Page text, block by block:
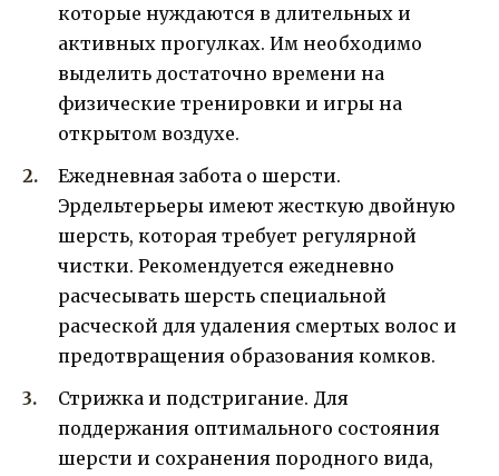
которые нуждаются в длительных и
активных прогулках. Им необходимо
выделить достаточно времени на
физические тренировки и игры на
открытом воздухе.
Ежедневная забота о шерсти.
Эрдельтерьеры имеют жесткую двойную
шерсть, которая требует регулярной
чистки. Рекомендуется ежедневно
расчесывать шерсть специальной
расческой для удаления смертых волос и
предотвращения образования комков.
Стрижка и подстригание. Для
поддержания оптимального состояния
шерсти и сохранения породного вида,